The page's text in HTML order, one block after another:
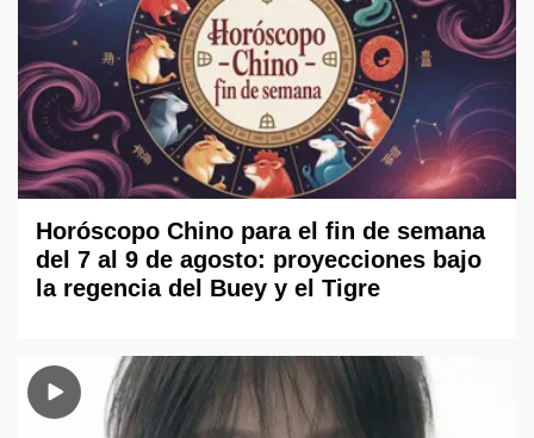
Horóscopo Chino para el fin de semana
del 7 al 9 de agosto: proyecciones bajo
la regencia del Buey y el Tigre